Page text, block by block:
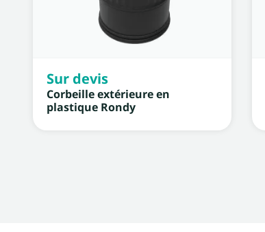
Sur devis
Corbeille extérieure en
plastique Rondy